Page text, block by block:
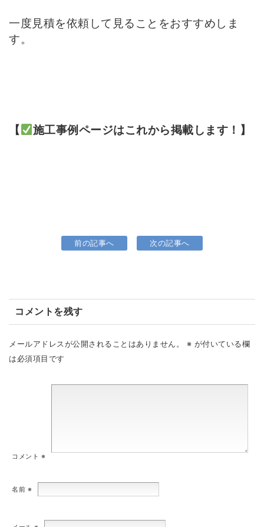
一度見積を依頼して見ることをおすすめしま
す。
【 施工事例ページはこれから掲載します ！】
前の記事へ 次の記事へ
コメントを残す
メールアドレスが公開されることはありません。 ※ が付いている欄
は必須項目です
コメント ※
名前 ※